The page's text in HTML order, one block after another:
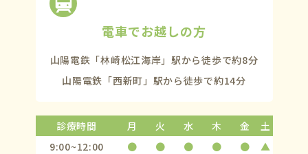
電車でお越しの方
山陽電鉄「林崎松江海岸」駅から徒歩で約8分
山陽電鉄「西新町」駅から徒歩で約14分
診療時間 月 火 水 木 金
土
9:00~12:00
● ● ● ● ●
▲